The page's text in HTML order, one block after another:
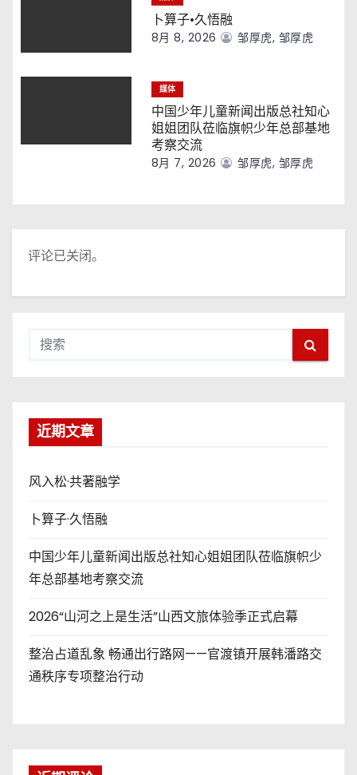
卜算子·久悟融
8月 8, 2026 邹厚虎, 邹厚虎
媒体
中国少年儿童新闻出版总社知心
姐姐团队莅临旗帜少年总部基地
考察交流
8月 7, 2026 邹厚虎, 邹厚虎
评论已关闭。
近期文章
风入松·共著融学
卜算子·久悟融
中国少年儿童新闻出版总社知心姐姐团队莅临旗帜少
年总部基地考察交流
2026“山河之上是生活”山西文旅体验季正式启幕
整治占道乱象 畅通出行路网——官渡镇开展韩潘路交
通秩序专项整治行动